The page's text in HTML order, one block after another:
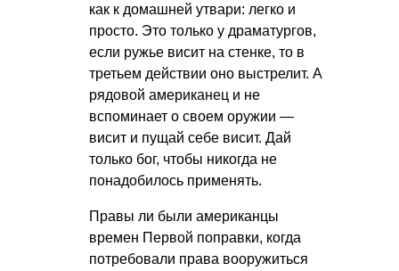
как к домашней утвари: легко и
просто. Это только у драматургов,
если ружье висит на стенке, то в
третьем действии оно выстрелит. А
рядовой американец и не
вспоминает о своем оружии —
висит и пущай себе висит. Дай
только бог, чтобы никогда не
понадобилось применять.
Правы ли были американцы
времен Первой поправки, когда
потребовали права вооружиться